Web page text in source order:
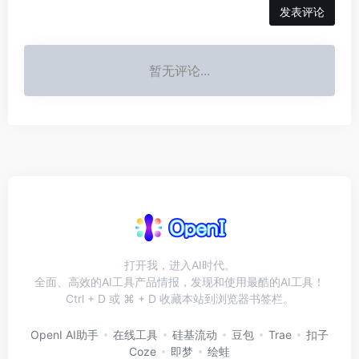
发表评论
暂无评论...
打开我，进入AI时代。
全面、高效的AI工具产品情报，发现和使用最酷的AI工具！
Ctrl + D 或 ⌘ + D 收藏本站到浏览器书签栏。
OpenI AI助手 在线工具 硅基流动 豆包 Trae
扣子
Coze
即梦 绘蛙